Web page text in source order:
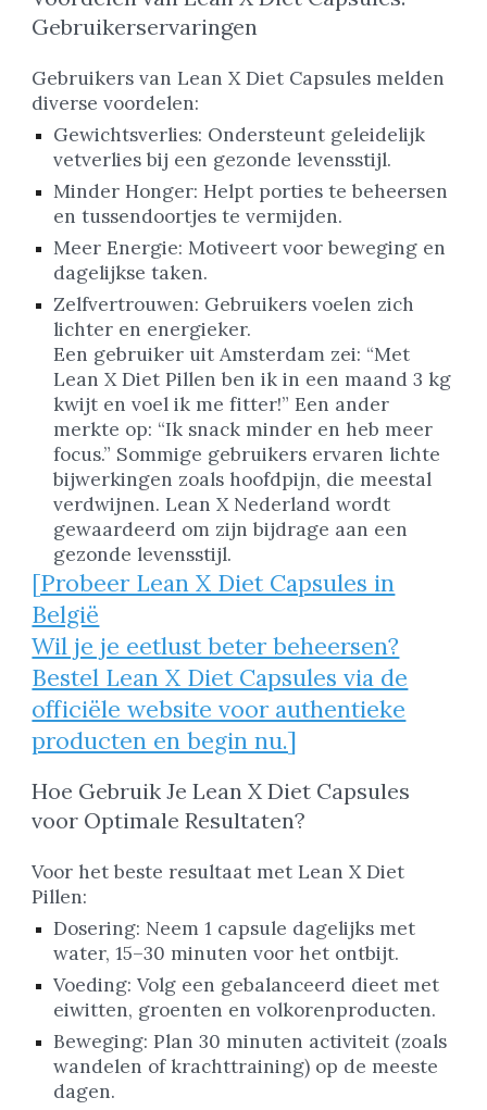
Gebruikerservaringen
Gebruikers van Lean X Diet Capsules melden
diverse voordelen:
Gewichtsverlies: Ondersteunt geleidelijk
vetverlies bij een gezonde levensstijl.
Minder Honger: Helpt porties te beheersen
en tussendoortjes te vermijden.
Meer Energie: Motiveert voor beweging en
dagelijkse taken.
Zelfvertrouwen: Gebruikers voelen zich
lichter en energieker.
Een gebruiker uit Amsterdam zei: “Met
Lean X Diet Pillen ben ik in een maand 3 kg
kwijt en voel ik me fitter!” Een ander
merkte op: “Ik snack minder en heb meer
focus.” Sommige gebruikers ervaren lichte
bijwerkingen zoals hoofdpijn, die meestal
verdwijnen. Lean X Nederland wordt
gewaardeerd om zijn bijdrage aan een
gezonde levensstijl.
[Probeer Lean X Diet Capsules in
België
Wil je je eetlust beter beheersen?
Bestel Lean X Diet Capsules via de
officiële website voor authentieke
producten en begin nu.]
Hoe Gebruik Je Lean X Diet Capsules
voor Optimale Resultaten?
Voor het beste resultaat met Lean X Diet
Pillen:
Dosering: Neem 1 capsule dagelijks met
water, 15–30 minuten voor het ontbijt.
Voeding: Volg een gebalanceerd dieet met
eiwitten, groenten en volkorenproducten.
Beweging: Plan 30 minuten activiteit (zoals
wandelen of krachttraining) op de meeste
dagen.